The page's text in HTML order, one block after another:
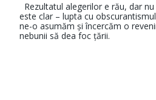
Rezultatul alegerilor e rău, dar
este clar – lupta cu
ne-o asumăm și încercăm o
nebunii să dea foc țării.